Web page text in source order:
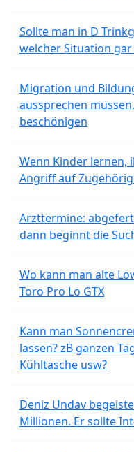
Sollte man in D
welcher Situation
Migration und
aussprechen
beschönigen
Wenn Kinder lernen,
Angriff auf
Arzttermine:
dann beginnt die
Wo kann man alte
Toro Pro Lo GTX
Kann man
lassen? zB ganzen
Kühltasche usw?
Deniz Undav
Millionen. Er sollte